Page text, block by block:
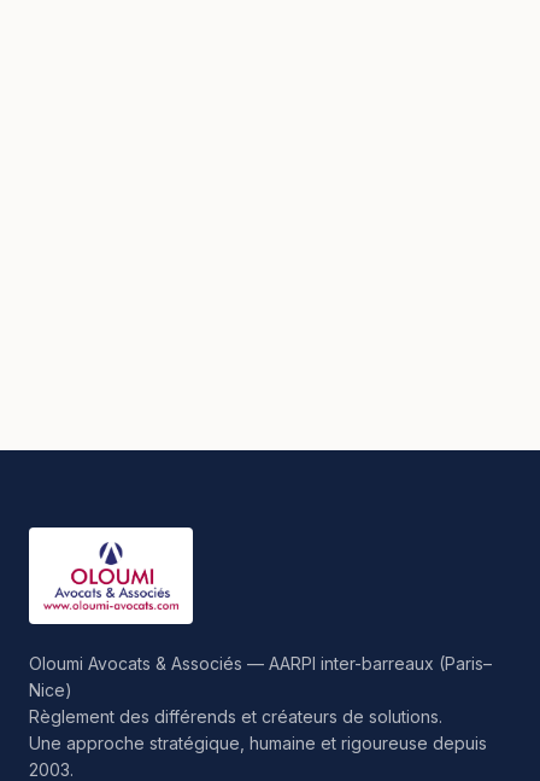
Oloumi Avocats & Associés — AARPI inter-barreaux (Paris–
Nice)
Règlement des différends et créateurs de solutions.
Une approche stratégique, humaine et rigoureuse depuis
2003.